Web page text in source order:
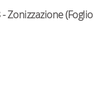
Zonizzazione